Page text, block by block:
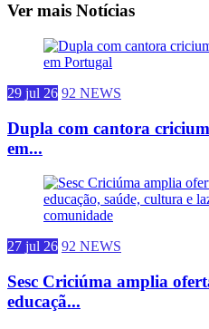
Ver mais Notícias
29 jul 26 92 NEWS
Dupla com cantora
em...
27 jul 26 92 NEWS
Sesc Criciúma amplia
educaçã...